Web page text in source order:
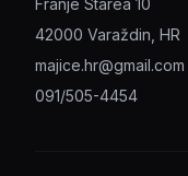
Franje Starea 10
42000 Varaždin, HR
majice.hr@gmail.com
091/505-4454